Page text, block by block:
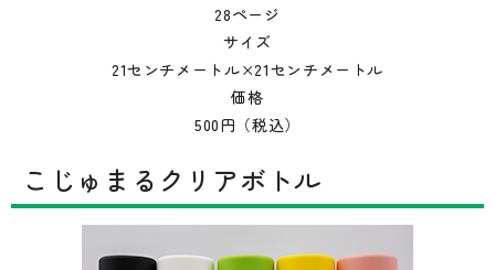
28ページ
サイズ
21センチメートル×21センチメートル
価格
500円（税込）
こじゅまるクリアボトル